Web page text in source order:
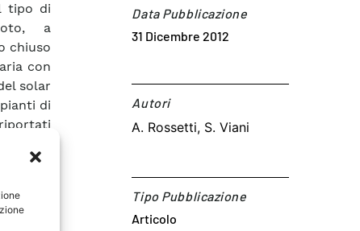
tipo di
a
chiuso
con
solar
di
con
Data Pubblicazione
31 Dicembre 2012
Autori​
A. Rossetti, S. Viani
Tipo Pubblicazione
Articolo